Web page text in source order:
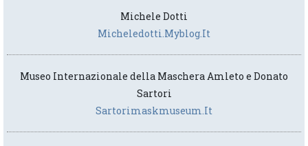
Michele Dotti
Micheledotti.myblog.it
Museo Internazionale della Maschera Amleto e Donato
Sartori
Sartorimaskmuseum.it